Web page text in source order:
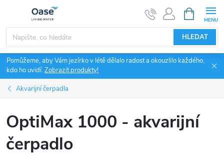
obsah
HLEDAT
NÁKUPNÍ
KOŠÍK
Pomůžeme, aby Vám jezírko v létě dělalo radost a okouzlilo každého,
kdo ho uvidí.Zobrazit produkty!
Akvarijní čerpadla
OptiMax 1000 - akvarijní
čerpadlo